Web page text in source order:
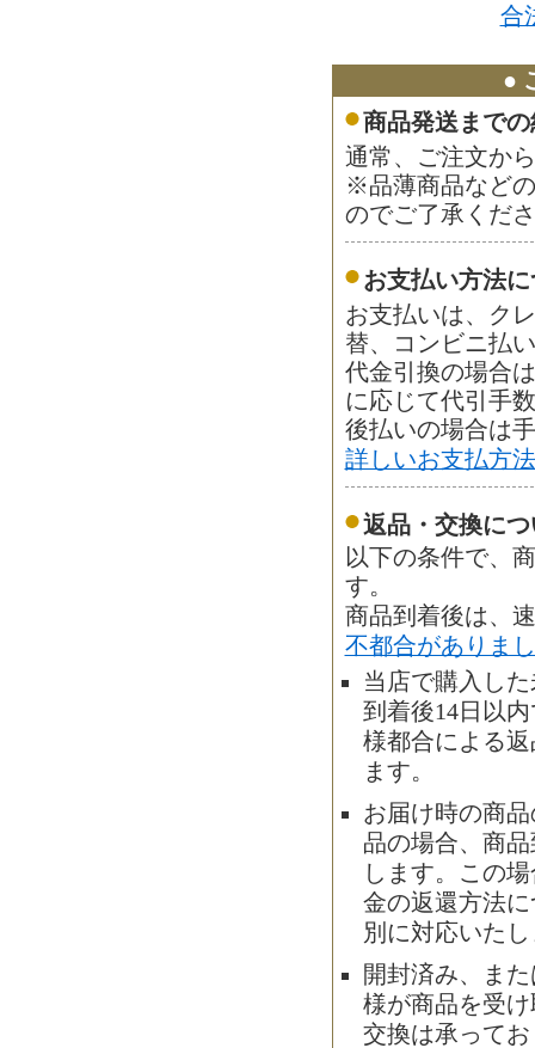
合
●
商品発送まで
通常、ご注文か
※品薄商品など
のでご了承くだ
お支払い方法
お支払いは、ク
替、コンビニ払
代金引換の場合
に応じて代引手
後払いの場合は
詳しいお支払方
返品・交換につ
以下の条件で、
す。
商品到着後は、
不都合がありま
当店で購入し
到着後14日以
様都合による
ます。
お届け時の商
品の場合、商
します。この
金の返還方法
別に対応いた
開封済み、ま
様が商品を受
交換は承って